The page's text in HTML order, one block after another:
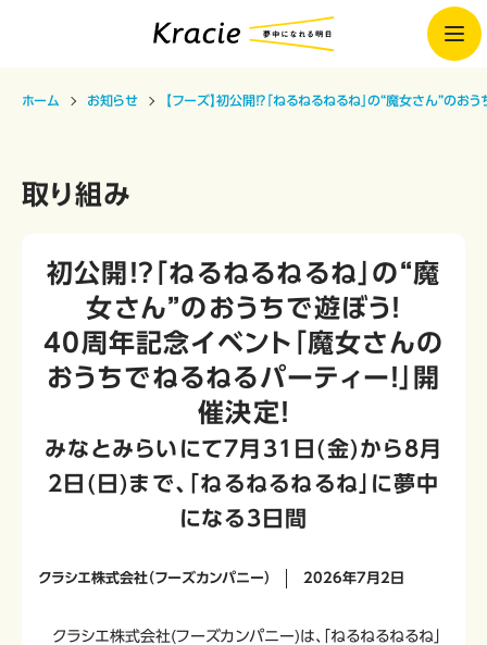
ホーム お知らせ 【フーズ】初公開！？「ねるねるねるね」の“魔女さん”の
取り組み
初公開！？「ねるねるねるね」の“魔
女さん”のおうちで遊ぼう！
40周年記念イベント「魔女さんの
おうちでねるねるパーティー！」開
催決定！
みなとみらいにて7月31日(金)から8月
2日(日)まで、「ねるねるねるね」に夢中
になる3日間
クラシエ株式会社（フーズカンパニー） 2026年7月2日
クラシエ株式会社(フーズカンパニー)は、「ねるねるねるね」